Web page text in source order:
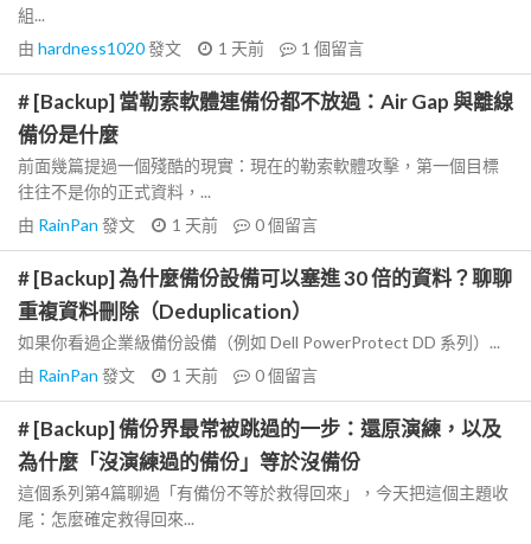
組...
由 hardness1020發文 1 天前 1 個留言
# [Backup] 當勒索軟體連備份都不放過：Air Gap 與離線
備份是什麼
前面幾篇提過一個殘酷的現實：現在的勒索軟體攻擊，第一個目標
往往不是你的正式資料，...
由 RainPan 發文 1 天前 0個留言
# [Backup] 為什麼備份設備可以塞進 30 倍的資料？聊聊
重複資料刪除（Deduplication）
如果你看過企業級備份設備（例如 Dell PowerProtect DD 系列）...
由 RainPan 發文 1 天前 0個留言
# [Backup] 備份界最常被跳過的一步：還原演練，以及
為什麼「沒演練過的備份」等於沒備份
這個系列第4篇聊過「有備份不等於救得回來」，今天把這個主題收
尾：怎麼確定救得回來...